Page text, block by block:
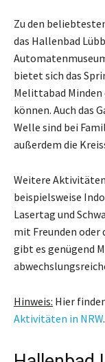
Zu den
das Hallenbad
bietet sich das
Melittabad
können. Auch das
Welle sind bei
außerdem die
Weitere
beispielsweise
Lasertag und
mit Freunden oder
gibt es genügend
Hinweis: Hier
Aktivitäten in NRW.